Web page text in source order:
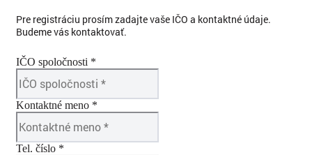
Pre registráciu prosím zadajte vaše IČO a kontaktné údaje.
Budeme vás kontaktovať.
IČO spoločnosti *
Kontaktné meno *
Tel. číslo *